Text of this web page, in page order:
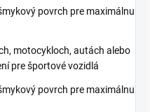
povrch pre maximálnu
motocykloch, autách alebo
pre športové vozidlá
povrch pre maximálnu